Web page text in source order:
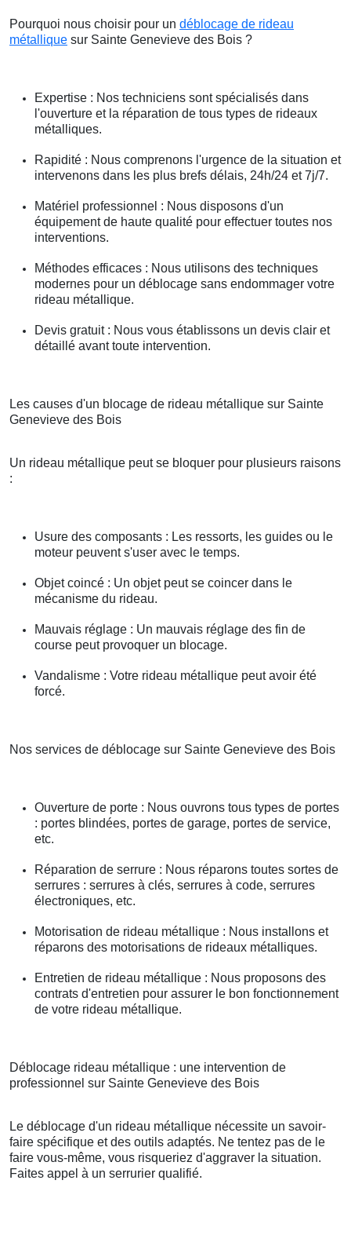
Pourquoi nous choisir pour un déblocage de rideau
métallique sur Sainte Genevieve des Bois ?
Expertise : Nos techniciens sont spécialisés dans
l'ouverture et la réparation de tous types de rideaux
métalliques.
Rapidité : Nous comprenons l'urgence de la situation et
intervenons dans les plus brefs délais, 24h/24 et 7j/7.
Matériel professionnel : Nous disposons d'un
équipement de haute qualité pour effectuer toutes nos
interventions.
Méthodes efficaces : Nous utilisons des techniques
modernes pour un déblocage sans endommager votre
rideau métallique.
Devis gratuit : Nous vous établissons un devis clair et
détaillé avant toute intervention.
Les causes d'un blocage de rideau métallique sur Sainte
Genevieve des Bois
Un rideau métallique peut se bloquer pour plusieurs raisons
:
Usure des composants : Les ressorts, les guides ou le
moteur peuvent s'user avec le temps.
Objet coincé : Un objet peut se coincer dans le
mécanisme du rideau.
Mauvais réglage : Un mauvais réglage des fin de
course peut provoquer un blocage.
Vandalisme : Votre rideau métallique peut avoir été
forcé.
Nos services de déblocage sur Sainte Genevieve des Bois
Ouverture de porte : Nous ouvrons tous types de portes
: portes blindées, portes de garage, portes de service,
etc.
Réparation de serrure : Nous réparons toutes sortes de
serrures : serrures à clés, serrures à code, serrures
électroniques, etc.
Motorisation de rideau métallique : Nous installons et
réparons des motorisations de rideaux métalliques.
Entretien de rideau métallique : Nous proposons des
contrats d'entretien pour assurer le bon fonctionnement
de votre rideau métallique.
Déblocage rideau métallique : une intervention de
professionnel sur Sainte Genevieve des Bois
Le déblocage d'un rideau métallique nécessite un savoir-
faire spécifique et des outils adaptés. Ne tentez pas de le
faire vous-même, vous risqueriez d'aggraver la situation.
Faites appel à un serrurier qualifié.